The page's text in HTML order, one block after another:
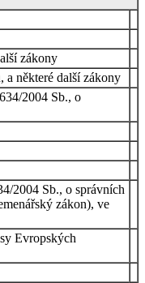
zákony
a některé další zákony
2004 Sb., o
2004 Sb., o správních
zákon), ve
Evropských